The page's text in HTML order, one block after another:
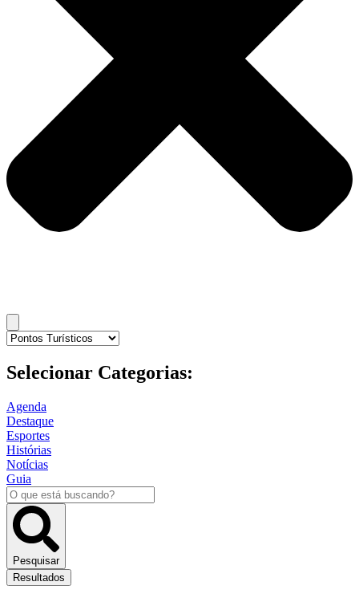
Selecionar Categorias:
Agenda
Destaque
Esportes
Histórias
Notícias
Guia
Pesquisar
...
Pesquisar
Resultados